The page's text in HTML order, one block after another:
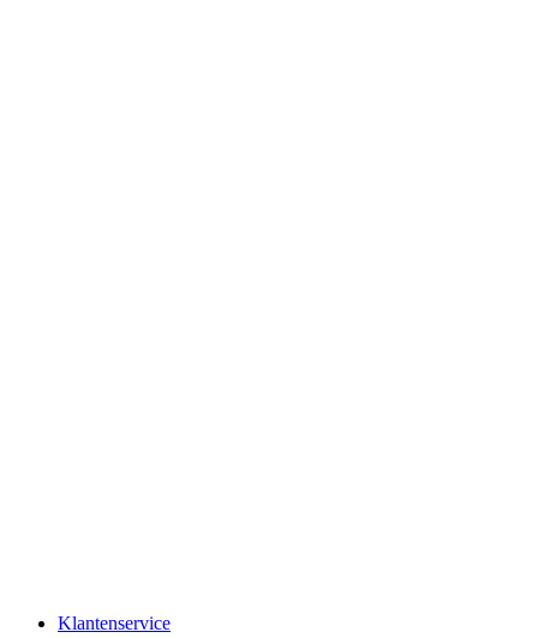
Klantenservice